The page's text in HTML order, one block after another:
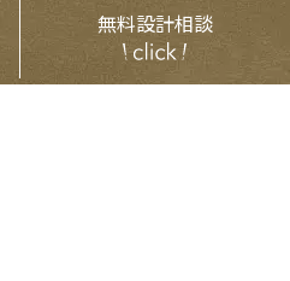
無料設計相談